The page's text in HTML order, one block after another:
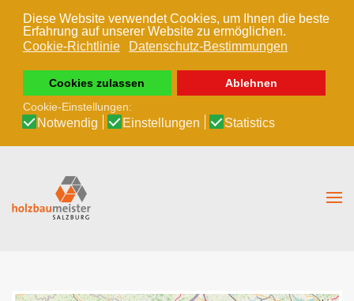
Diese Website verwendet Cookies, um Ihnen die beste
Erfahrung auf unserer Website zu ermöglichen.
Cookie-Richtlinie
Datenschutz-Bestimmungen
Cookies zulassen
Ablehnen
Cookie-Einstellungen:
Notwendig Einstellungen Statistics
Zum Hauptinhalt springen